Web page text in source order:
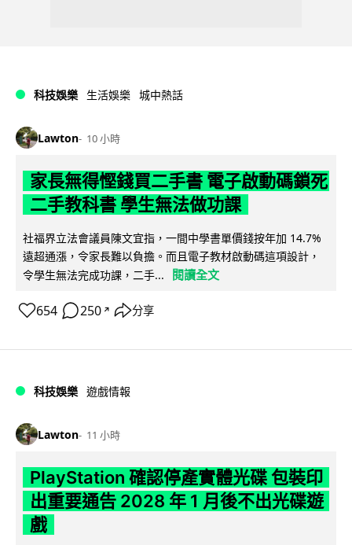
科技娛樂 生活娛樂 城中熱話
Lawton 10 小時
家長無得慳錢買二手書 電子啟動碼鎖死
二手教科書 學生無法做功課
社福界立法會議員陳文宜指，一間中學書單價錢按年加 14.7%
遠超通漲，令家長難以負擔。而且電子教材啟動碼這項設計，
令學生無法完成功課，二手...
閱讀全文
654 250 ↗ 分享
科技娛樂 遊戲情報
Lawton 11 小時
PlayStation 確認停產實體光碟 包裝印
出重要通告 2028 年 1 月後不出光碟遊
戲